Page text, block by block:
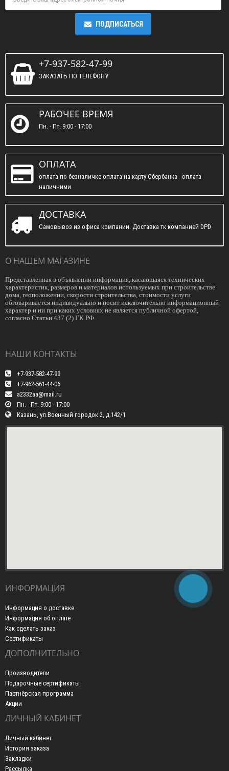
ПОДПИСАТЬСЯ
+7-937-582-47-99
ЗАКАЗАТЬ ПО ТЕЛЕФОНУ
РАБОЧЕЕ ВРЕМЯ
Пн. - Пт. 9:00 - 17:00
ОПЛАТА
оплата по безналичке оплата на карту Сбербанка - оплата
наличними
ДОСТАВКА
Самовывоз из офиса компании. Доставка тк компанией DPD
О НАШЕМ МАГАЗИНЕ
Представленная в объявлении информация, касающаяся технических
характеристик, размеров и материалов используемых при строительстве
дома, геоположении, скорости строительства, стоимости услуги
обговаривается индивидуально и носит исключительно информационный
характер и ни при каких условиях не является публичной офертой,
согласно Статьи 437 (2) ГК РФ.
НАШИ КОНТАКТЫ
+7-937-582-47-99
+7-962-561-44-06
a2332aa@mail.ru
Пн. - Пт. 9:00 - 17:00
Казань, ул.Военный городок 2, д.142/1
ИНФОРМАЦИЯ
Информация о доставке
Информация об оплате
Как сделать заказ
Сертификаты
ДОПОЛНИТЕЛЬНО
Производители
Подарочные сертификаты
Партнёрская программа
Акции
ЛИЧНЫЙ КАБИНЕТ
Личный кабинет
История заказа
Закладки
Рассылка